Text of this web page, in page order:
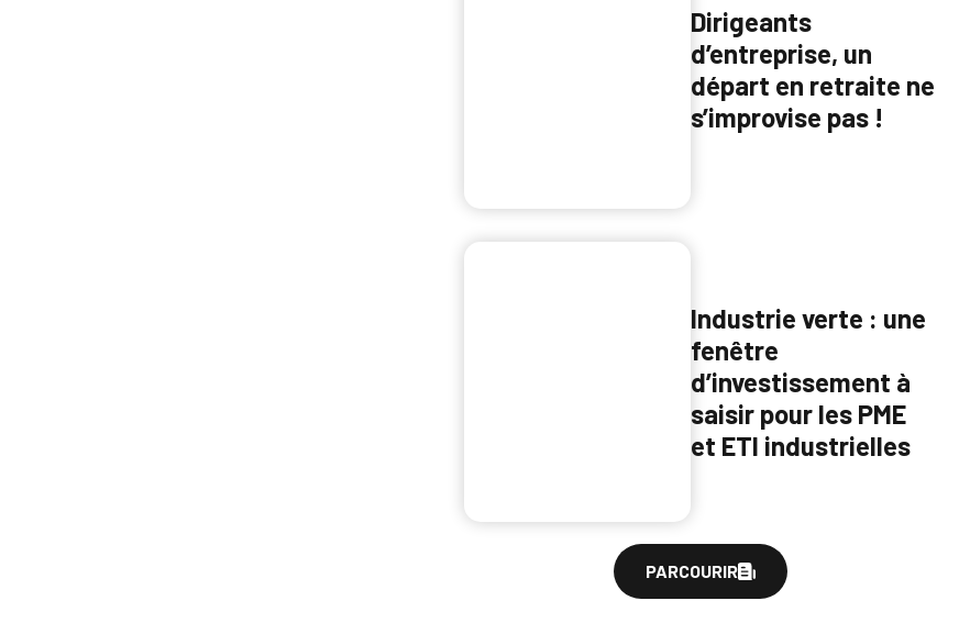
Dirigeants
d’entreprise, un
départ en retraite ne
s’improvise pas !
Industrie verte : une
fenêtre
d’investissement à
saisir pour les PME
et ETI industrielles
PARCOURIR